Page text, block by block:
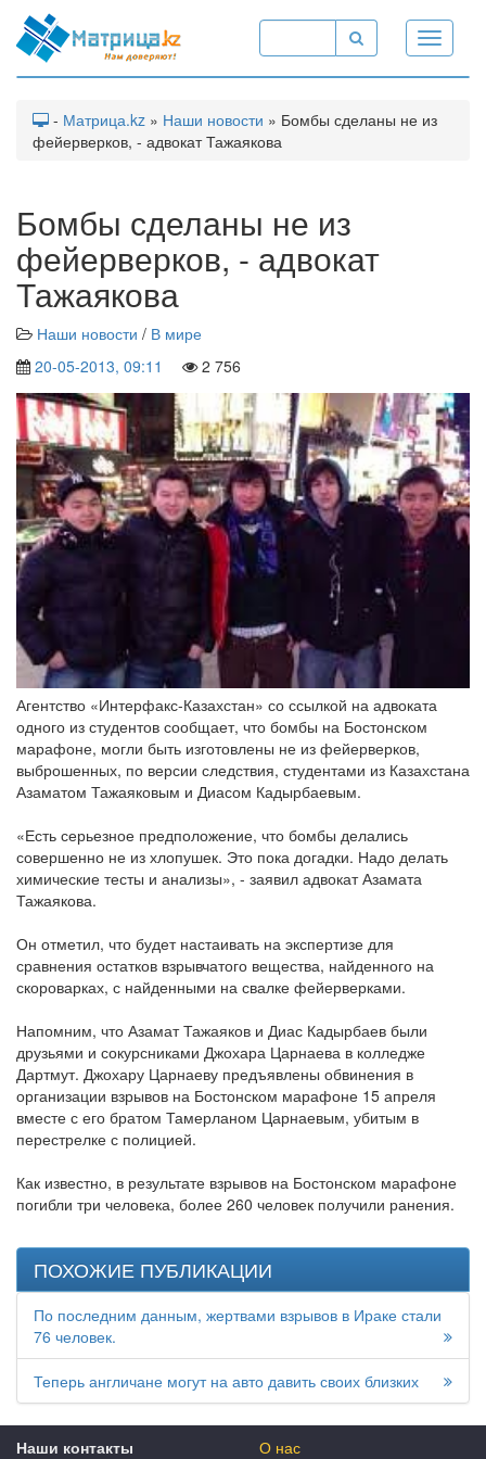
Toggle
- Матрица.kz » Наши новости » Бомбы сделаны не из
фейерверков, - адвокат Тажаякова
Бомбы сделаны не из
фейерверков, - адвокат
Тажаякова
Наши новости / В мире
20-05-2013, 09:11
2 756
Агентство «Интерфакс-Казахстан» со ссылкой на адвоката
одного из студентов сообщает, что бомбы на Бостонском
марафоне, могли быть изготовлены не из фейерверков,
выброшенных, по версии следствия, студентами из Казахстана
Азаматом Тажаяковым и Диасом Кадырбаевым.
«Есть серьезное предположение, что бомбы делались
совершенно не из хлопушек. Это пока догадки. Надо делать
химические тесты и анализы», - заявил адвокат Азамата
Тажаякова.
Он отметил, что будет настаивать на экспертизе для
сравнения остатков взрывчатого вещества, найденного на
скороварках, с найденными на свалке фейерверками.
Напомним, что Азамат Тажаяков и Диас Кадырбаев были
друзьями и сокурсниками Джохара Царнаева в колледже
Дартмут. Джохару Царнаеву предъявлены обвинения в
организации взрывов на Бостонском марафоне 15 апреля
вместе с его братом Тамерланом Царнаевым, убитым в
перестрелке с полицией.
Как известно, в результате взрывов на Бостонском марафоне
погибли три человека, более 260 человек получили ранения.
ПОХОЖИЕ ПУБЛИКАЦИИ
По последним данным, жертвами взрывов в Ираке стали
76 человек.
Теперь англичане могут на авто давить своих близких
Наши контакты
О нас